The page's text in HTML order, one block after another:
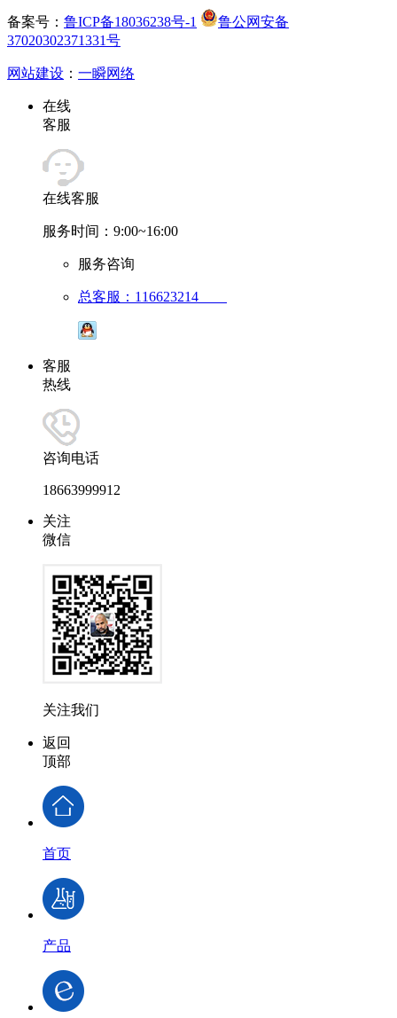
备案号： 鲁ICP备18036238号-1
鲁公网安备
37020302371331号
网站建设 ： 一瞬网络
在线
客服
在线客服
服务时间：9:00~16:00
服务咨询
总客服：116623214
客服
热线
咨询电话
18663999912
关注
微信
关注我们
返回
顶部
首页
产品